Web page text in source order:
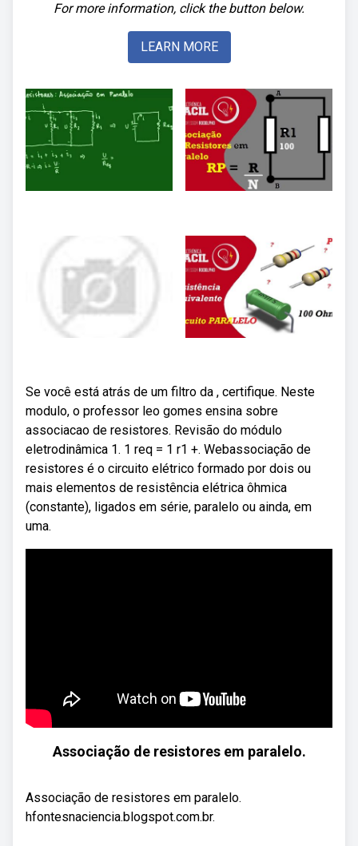
For more information, click the button below.
LEARN MORE
Se você está atrás de um filtro da , certifique. Neste
modulo, o professor leo gomes ensina sobre
associacao de resistores. Revisão do módulo
eletrodinâmica 1. 1 req = 1 r1 +. Webassociação de
resistores é o circuito elétrico formado por dois ou
mais elementos de resistência elétrica ôhmica
(constante), ligados em série, paralelo ou ainda, em
uma.
Associação de resistores em paralelo.
Associação de resistores em paralelo.
hfontesnaciencia.blogspot.com.br.